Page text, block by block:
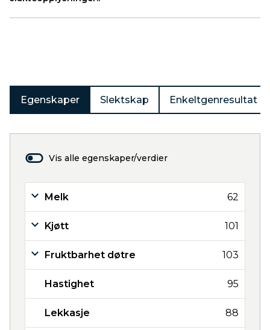
Egenskaper Slektskap Enkeltgenresultat
Vis alle egenskaper/verdier
Melk 62
Kjøtt 101
Fruktbarhet døtre 103
Hastighet 95
Lekkasje 88